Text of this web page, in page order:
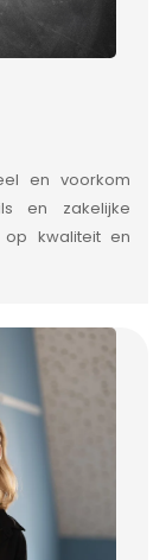
en voorkom
en zakelijke
kwaliteit en